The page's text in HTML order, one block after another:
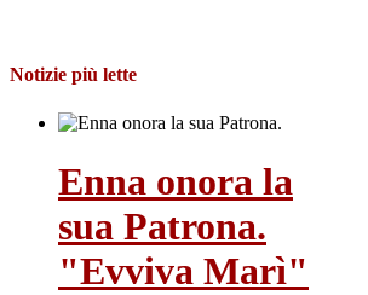
Notizie più lette
Enna onora la
sua Patrona.
"Evviva Marì"